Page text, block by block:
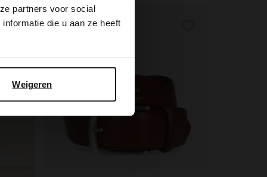
partners voor social
die u aan ze heeft
Weigeren